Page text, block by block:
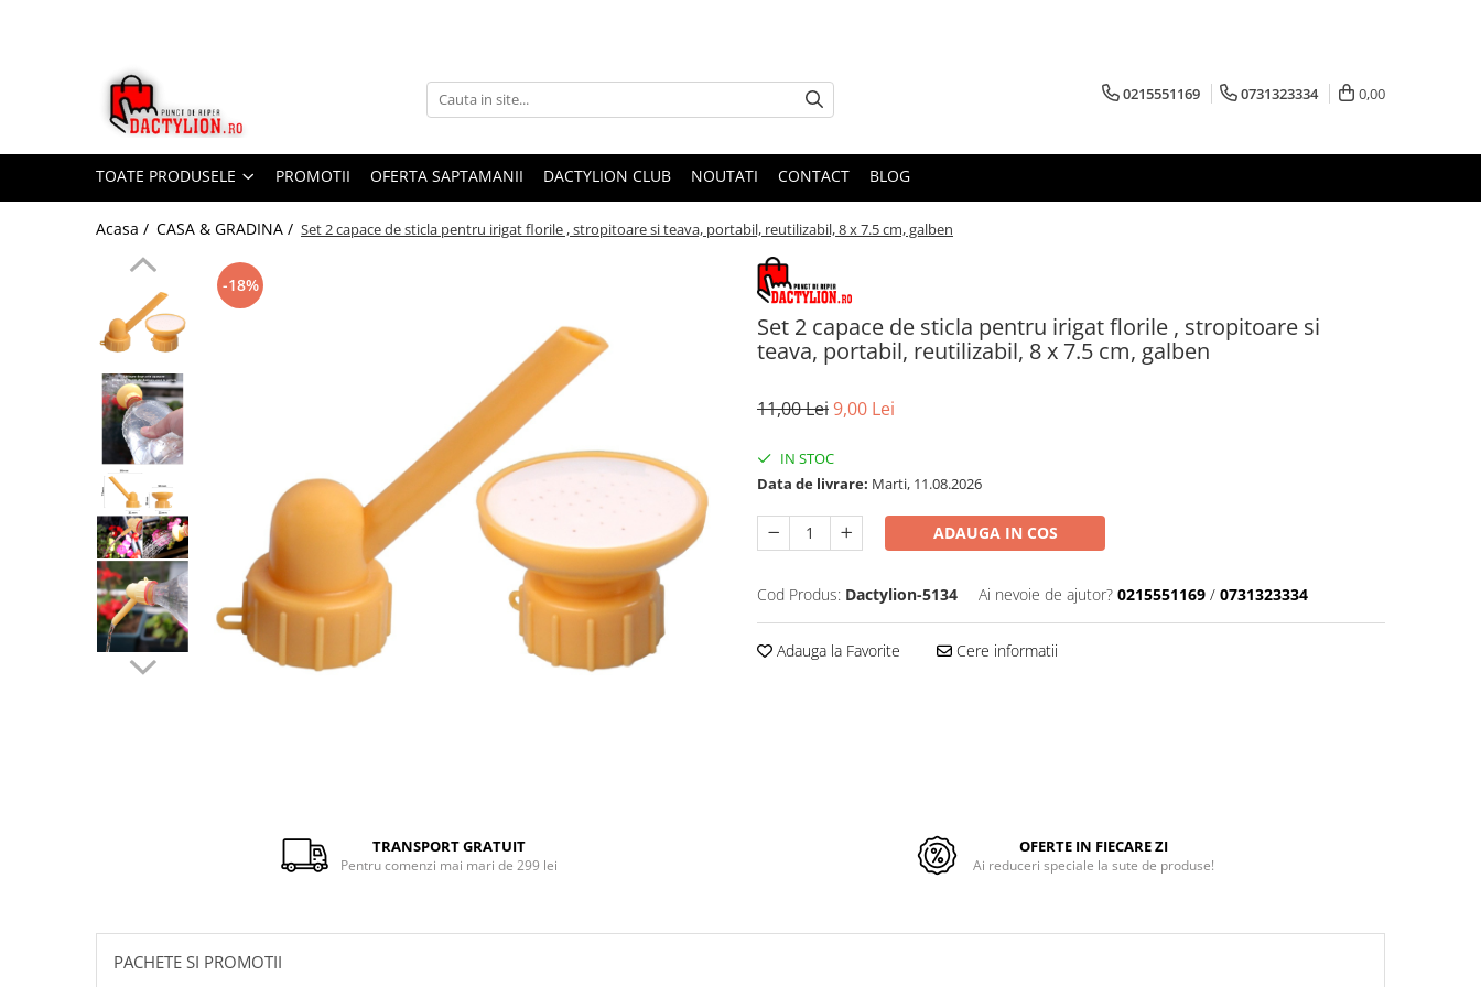
0215551169 0731323334 0,00
TOATE PRODUSELE PROMOTII OFERTA SAPTAMANII DACTYLION CLUB NOUTATI CONTACT BLOG
Acasa / CASA & GRADINA / Set 2 capace de sticla pentru irigat florile , stropitoare si teava, portabil, reutilizabil, 8 x 7.5 cm, galben
Set 2 capace de sticla pentru irigat florile , stropitoare si
teava, portabil, reutilizabil, 8 x 7.5 cm, galben
-18%
Facebook
11,00 Lei9,00 Lei
IN STOC
Data de livrare: Marti, 11.08.2026
ADAUGA IN COS
Cod Produs: Dactylion-5134 Ai nevoie de ajutor? 0215551169 / 0731323334
Adauga la Favorite Cere informatii
TRANSPORT GRATUIT
Pentru comenzi mai mari de 299 lei
OFERTE IN FIECARE ZI
Ai reduceri speciale la sute de produse!
PACHETE SI PROMOTII